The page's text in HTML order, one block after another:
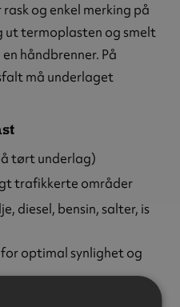
og enkel merking på
ut termoplasten og smelt
håndbrenner. På
må underlaget
tørt underlag)
trafikkerte områder
diesel, bensin, salter, is
optimal synlighet og